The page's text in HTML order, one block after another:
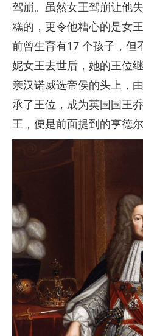
驾崩。虽然女王驾崩让他
糕的，更令他糟心的是女
前曾生育有17 个孩子，但
妮女王去世后，她的王位
亲汉诺威选帝侯的头上，
承了王位，成为英国国王
王，便是前面提到的亨德